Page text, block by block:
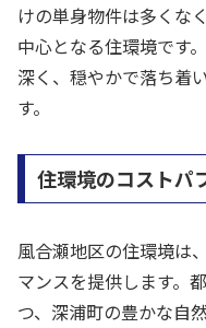
けの単身物件は多くな
中心となる住環境です
深く、穏やかで落ち着
す。
住環境のコストパ
風合瀬地区の住環境は
マンスを提供します。
つ、深浦町の豊かな自